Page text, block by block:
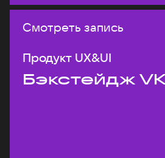
Смотреть запись
Продукт UX&UI
Бэкстейдж